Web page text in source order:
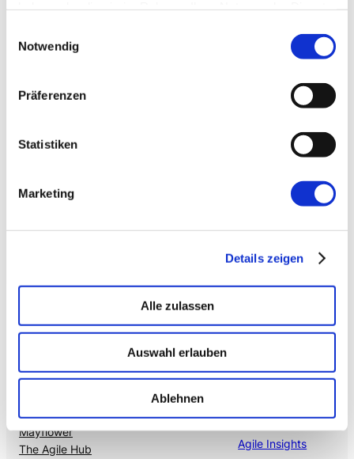
Notwendig
Präferenzen
Statistiken
Marketing
Details zeigen
Alle zulassen
Auswahl erlauben
Ablehnen
Einsatzbereit in Wochen, nicht Quartalen.
Citizen Developer bauen Apps, IT hält die Kontrolle.
gängigen Telefonanlagen.
Mayflower
The Agile Hub
Agile Insights